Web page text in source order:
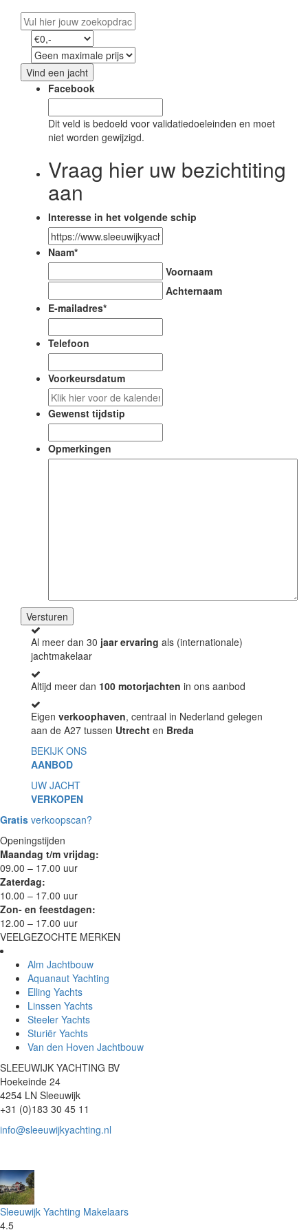
Vind een jacht
Facebook
Dit veld is bedoeld voor validatiedoeleinden en moet
niet worden gewijzigd.
Vraag hier uw bezichtiting
aan
Interesse in het volgende schip
Naam*
Voornaam
Achternaam
E-mailadres*
Telefoon
Voorkeursdatum
slash
MM
Gewenst tijdstip
Opmerkingen
Al meer dan 30 jaar ervaring als (internationale)
jachtmakelaar
Altijd meer dan 100 motorjachten in ons aanbod
Eigen verkoophaven, centraal in Nederland gelegen
aan de A27 tussen Utrecht en Breda
BEKIJK ONS
AANBOD
UW JACHT
VERKOPEN
Gratis verkoopscan?
Openingstijden
Maandag t/m vrijdag:
09.00 – 17.00 uur
Zaterdag:
10.00 – 17.00 uur
Zon- en feestdagen:
12.00 – 17.00 uur
VEELGEZOCHTE MERKEN
Alm Jachtbouw
Aquanaut Yachting
Elling Yachts
Linssen Yachts
Steeler Yachts
Sturiër Yachts
Van den Hoven Jachtbouw
SLEEUWIJK YACHTING BV
Hoekeinde 24
4254 LN Sleeuwijk
+31 (0)183 30 45 11
info@sleeuwijkyachting.nl
Sleeuwijk Yachting Makelaars
4.5